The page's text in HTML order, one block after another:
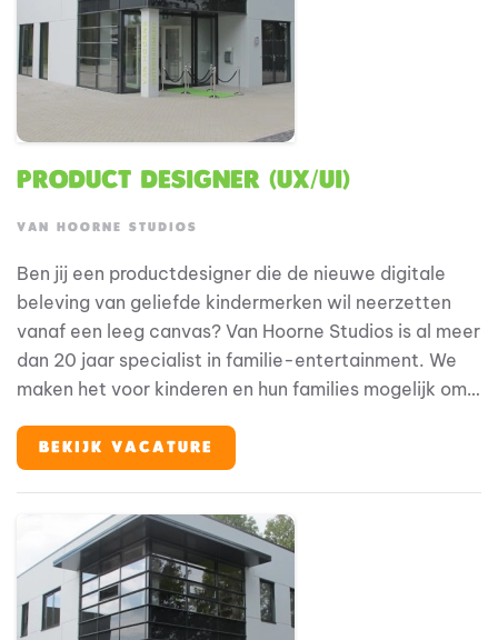
Product Designer (UX/UI)
VAN HOORNE STUDIOS
Ben jij een productdesigner die de nieuwe digitale
beleving van geliefde kindermerken wil neerzetten
vanaf een leeg canvas? Van Hoorne Studios is al meer
dan 20 jaar specialist in familie-entertainment. We
maken het voor kinderen en hun families mogelijk om
moment. We zijn eigenaar van geliefde merken als
Fien & Teun, Woezel & Pip en Mike & Molly, en werken
films en tv tot merchandise, licensing en onze eigen
parken en resorts (Avonturenboerderij Molenwaard,
Familie Resort Molenwaard en De Tovertuin). We
bouwen aan een centraal klantplatform dat al onze
BEKIJK VACATURE